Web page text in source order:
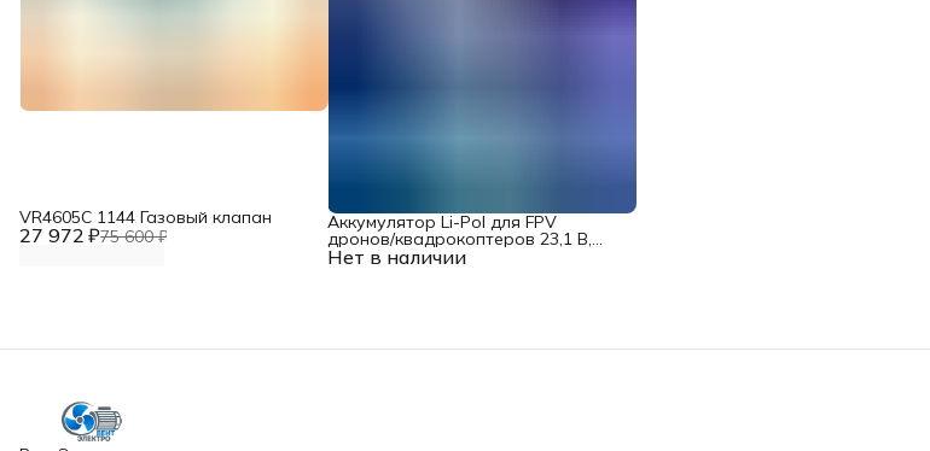
27 972 ₽75 600 ₽
VR4605С 1144 Газовый клапан
Нет в наличии
Аккумулятор Li-Pol для FPV
дронов/квадрокоптеров 23,1 В,
10000 мАч, 370 ВТ